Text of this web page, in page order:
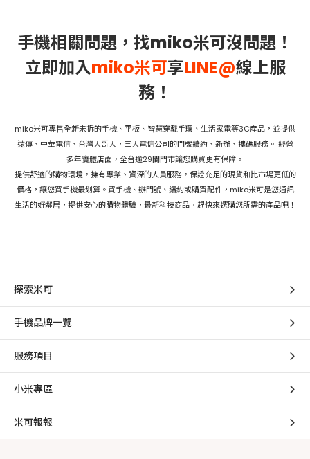
手機相關問題，找miko米可沒問題！
立即加入miko米可享LINE@線上服
務！
miko米可專售全新未拆的手機、平板、智慧穿戴手環、生活家電等3C產品，並提供
遠傳、中華電信、台灣大哥大，三大電信公司的門號續約、新辦、攜碼服務。 經營
多年實體店面，全台逾29間門市讓您購買更有保障。
提供舒適的購物環境，擁有專業、資深的人員服務，保證充足的現貨和比市場更低的
價格，讓您買手機最划算。買手機、辦門號、續約或購買配件，miko米可是您通訊
生活的好鄰居，提供安心的購物體驗，最新科技商品，趕快來選購您所需的產品吧！
探索米可
手機品牌一覽
服務項目
小米專區
米可報報